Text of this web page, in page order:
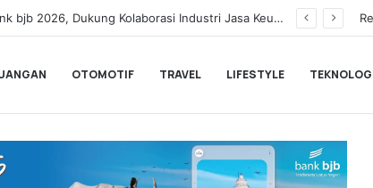
Dinilai Masih Rendah Saat MTQ, Puluhan Kafilah Kaligrafi Dibekali ke Lemka Sukabumi
OTOMOTIF TRAVEL LIFESTYLE